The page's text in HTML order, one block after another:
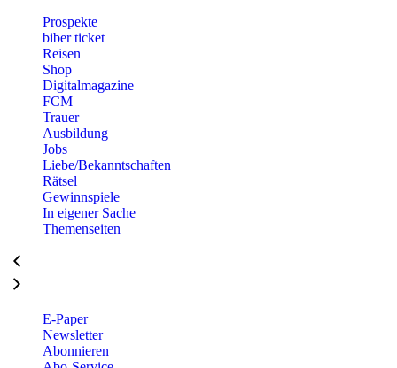
Prospekte
biber ticket
Reisen
Shop
Digitalmagazine
FCM
Trauer
Ausbildung
Jobs
Liebe/Bekanntschaften
Rätsel
Gewinnspiele
In eigener Sache
Themenseiten
E-Paper
Newsletter
Abonnieren